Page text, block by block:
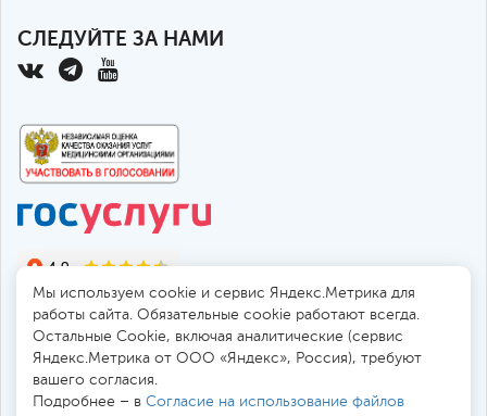
СЛЕДУЙТЕ ЗА НАМИ
194017, Россия, Санкт-Петербург, пр. Тореза 72
Мы используем cookie и сервис Яндекс.Метрика для
работы сайта. Обязательные cookie работают всегда.
Остальные Сookie, включая аналитические (сервис
Яндекс.Метрика от ООО «Яндекс», Россия), требуют
вашего согласия.
Подробнее – в Согласие на использование файлов